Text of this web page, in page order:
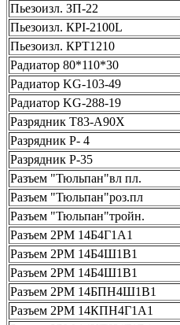
Пьезоизл. ЗП-22
Пьезоизл. КPI-2100L
Пьезоизл. КPТ1210
Радиатор 80*110*30
Радиатор KG-103-49
Радиатор KG-288-19
Разрядник T83-A90X
Разрядник Р- 4
Разрядник Р-35
Разъем "Тюльпан"вл пл.
Разъем "Тюльпан"роз.пл
Разъем "Тюльпан"тройн.
Разъем 2РМ 14Б4Г1А1
Разъем 2РМ 14Б4Ш1В1
Разъем 2РМ 14Б4Ш1В1
Разъем 2РМ 14БПН4Ш1В1
Разъем 2РМ 14КПН4Г1А1